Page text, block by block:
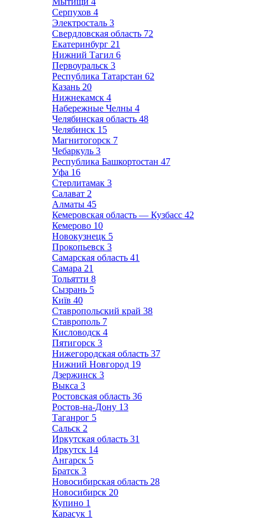
Серпухов 4
Электросталь 3
Свердловская область 72
Екатеринбург 21
Нижний Тагил 6
Первоуральск 3
Республика Татарстан 62
Казань 20
Нижнекамск 4
Набережные Челны 4
Челябинская область 48
Челябинск 15
Магнитогорск 7
Чебаркуль 3
Республика Башкортостан 47
Уфа 16
Стерлитамак 3
Салават 2
Алматы 45
Кемеровская область — Кузбасс 42
Кемерово 10
Новокузнецк 5
Прокопьевск 3
Самарская область 41
Самара 21
Тольятти 8
Сызрань 5
Київ 40
Ставропольский край 38
Ставрополь 7
Кисловодск 4
Пятигорск 3
Нижегородская область 37
Нижний Новгород 19
Дзержинск 3
Выкса 3
Ростовская область 36
Ростов-на-Дону 13
Таганрог 5
Сальск 2
Иркутская область 31
Иркутск 14
Ангарск 5
Братск 3
Новосибирская область 28
Новосибирск 20
Купино 1
Карасук 1